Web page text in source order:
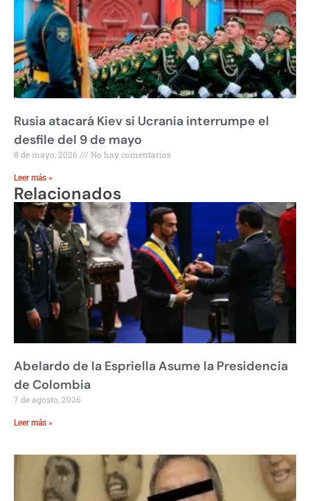
Rusia atacará Kiev si Ucrania interrumpe el
desfile del 9 de mayo
8 de mayo, 2026 No hay comentarios
Leer más »
Relacionados
Abelardo de la Espriella Asume la Presidencia
de Colombia
7 de agosto, 2026
Leer más »